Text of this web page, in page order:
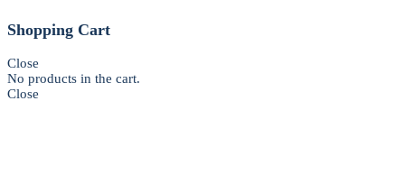
Shopping Cart
Close
No products in the cart.
Close